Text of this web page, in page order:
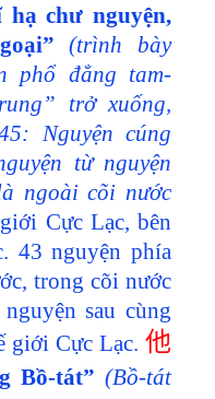
chư nguyện,
(trình bày
phổ đẳng tam-
trở xuống,
Nguyện cúng
từ nguyện
ngoài cõi nước
Cực Lạc, bên
43 nguyện phía
trong cõi nước
sau cùng
giới Cực Lạc. 他
Bồ-tát”(Bồ-tát